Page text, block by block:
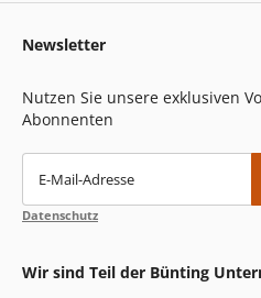
Newsletter
Nutzen Sie unsere exklusiven
Abonnenten
E-Mail-Adresse
Datenschutz
Wir sind Teil der Bünting